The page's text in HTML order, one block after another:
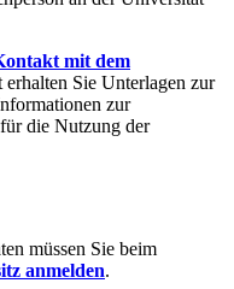
mit dem
Sie Unterlagen zur
zur
die Nutzung der
müssen Sie beim
anmelden.